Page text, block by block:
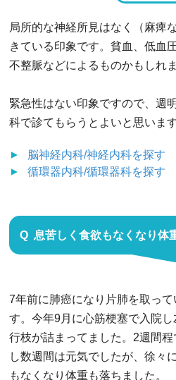
局所的な神経所見はなく（麻痺
きている印象です。貧血、低血
不整脈などによるものかもしれま
緊急性はない印象ですので、週
科で診てもらうとよいと思います
脳神経内科/神経内科を探す
循環器内科/循環器科を探す
息苦しく食欲もなくなり体
7年前に肺癌になり片肺を取って
す。今年9月に心筋梗塞で入院し
行枝が詰まってました。2週間程
し数週間は元気でしたが、徐々
もなくなり体重も落ちました。